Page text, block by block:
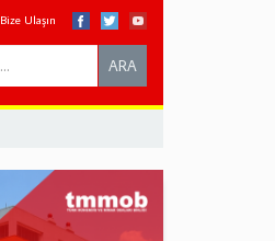
Bize Ulaşın
Search
this
ARA